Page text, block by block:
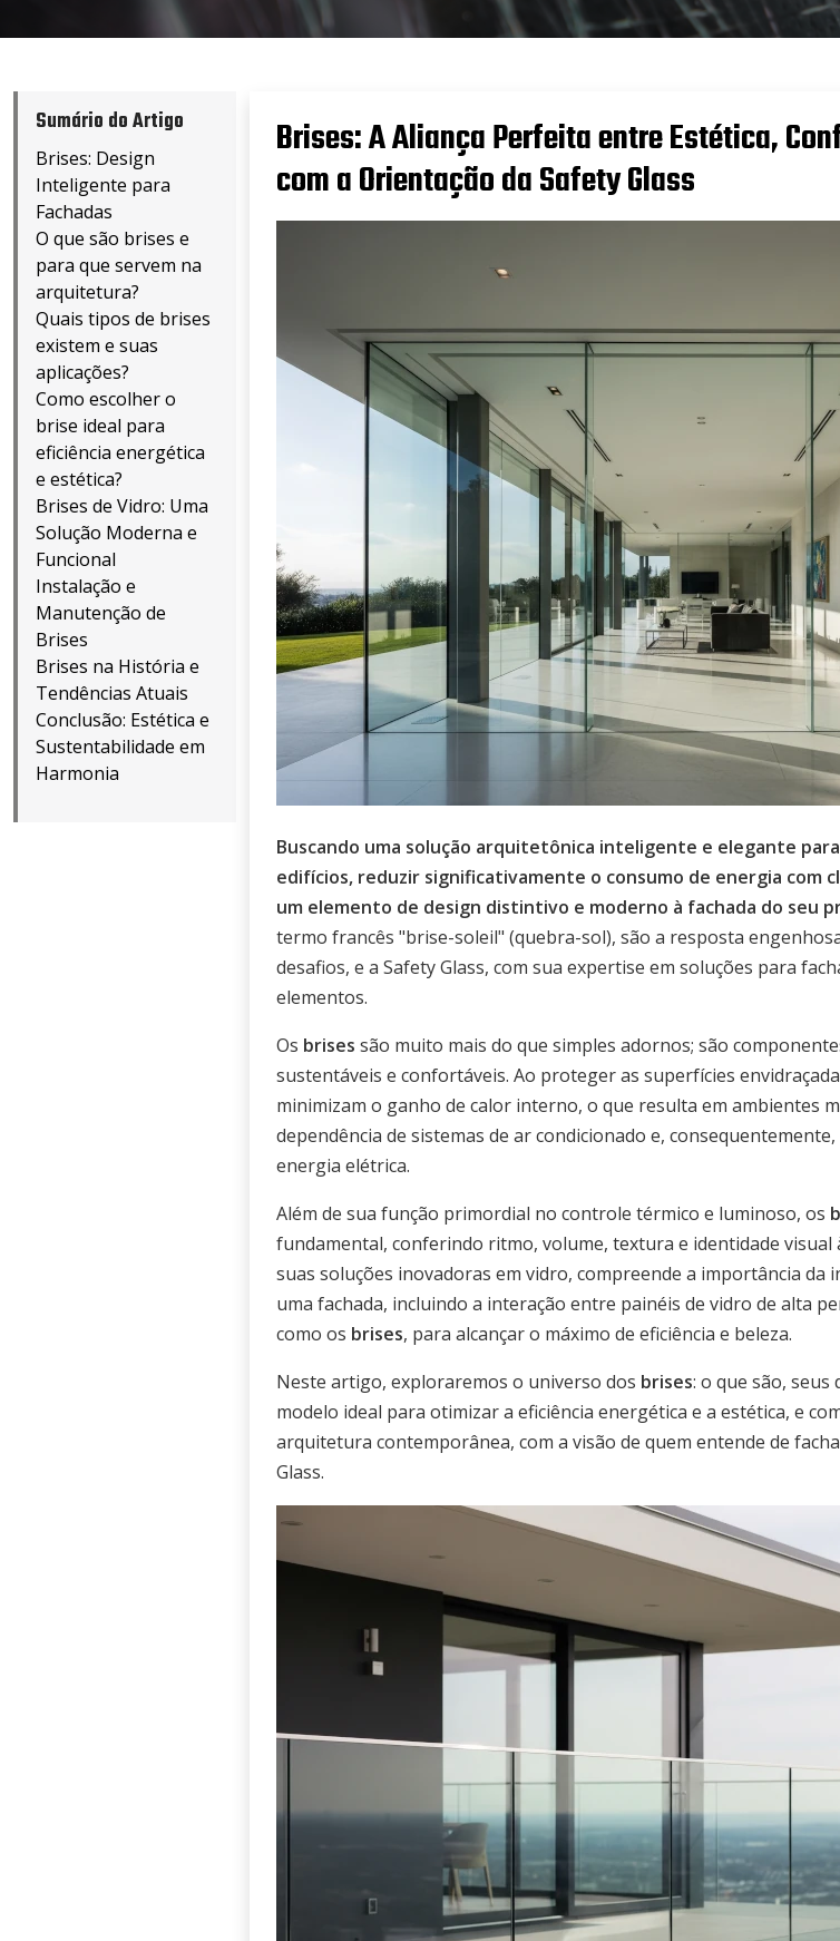
Sumário do Artigo
Brises: Design
Inteligente para
Fachadas
O que são brises e
para que servem na
arquitetura?
Quais tipos de brises
existem e suas
aplicações?
Como escolher o
brise ideal para
eficiência energética
e estética?
Brises de Vidro: Uma
Solução Moderna e
Funcional
Instalação e
Manutenção de
Brises
Brises na História e
Tendências Atuais
Conclusão: Estética e
Sustentabilidade em
Harmonia
Brises: A Aliança Perfeita entre Estética,
com a Orientação da Safety Glass
Buscando uma solução arquitetônica inteligente e elegante
edifícios, reduzir significativamente o consumo de energia com
um elemento de design distintivo e moderno à fachada do seu
termo francês "brise-soleil" (quebra-sol), são a resposta
desafios, e a Safety Glass, com sua expertise em soluções para
elementos.
Os brises são muito mais do que simples adornos; são
sustentáveis e confortáveis. Ao proteger as superfícies
minimizam o ganho de calor interno, o que resulta em ambientes
dependência de sistemas de ar condicionado e,
energia elétrica.
Além de sua função primordial no controle térmico e luminoso, os
fundamental, conferindo ritmo, volume, textura e identidade visual
suas soluções inovadoras em vidro, compreende a importância
uma fachada, incluindo a interação entre painéis de vidro de alta
como os brises, para alcançar o máximo de eficiência e beleza.
Neste artigo, exploraremos o universo dos brises: o que são,
modelo ideal para otimizar a eficiência energética e a estética, e
arquitetura contemporânea, com a visão de quem entende de
Glass.